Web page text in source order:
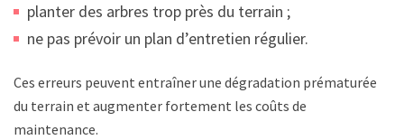
planter des arbres trop près du terrain ;
ne pas prévoir un plan d’entretien régulier.
Ces erreurs peuvent entraîner une dégradation prématurée
du terrain et augmenter fortement les coûts de
maintenance.